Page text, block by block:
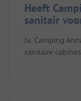
Heeft
sanitair
Ja, Camping
sanitaire